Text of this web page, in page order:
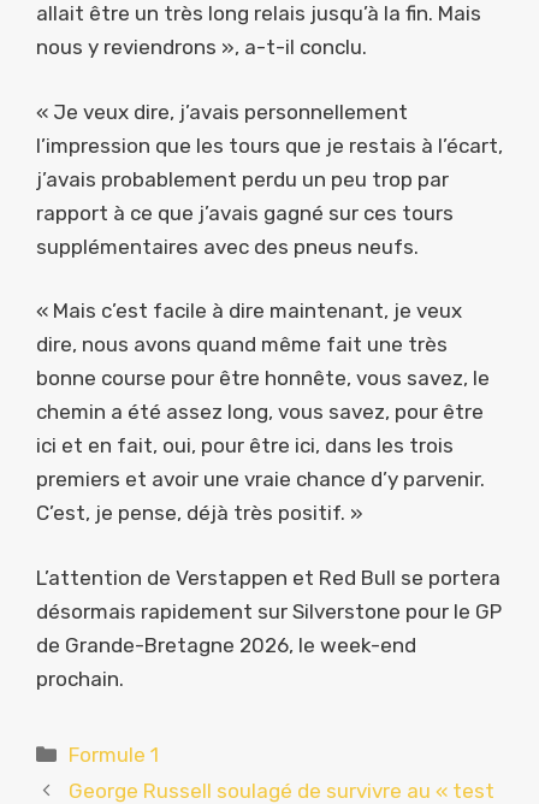
allait être un très long relais jusqu’à la fin. Mais
nous y reviendrons », a-t-il conclu.
« Je veux dire, j’avais personnellement
l’impression que les tours que je restais à l’écart,
j’avais probablement perdu un peu trop par
rapport à ce que j’avais gagné sur ces tours
supplémentaires avec des pneus neufs.
« Mais c’est facile à dire maintenant, je veux
dire, nous avons quand même fait une très
bonne course pour être honnête, vous savez, le
chemin a été assez long, vous savez, pour être
ici et en fait, oui, pour être ici, dans les trois
premiers et avoir une vraie chance d’y parvenir.
C’est, je pense, déjà très positif. »
L’attention de Verstappen et Red Bull se portera
désormais rapidement sur Silverstone pour le GP
de Grande-Bretagne 2026, le week-end
prochain.
Catégories
Formule 1
George Russell soulagé de survivre au « test